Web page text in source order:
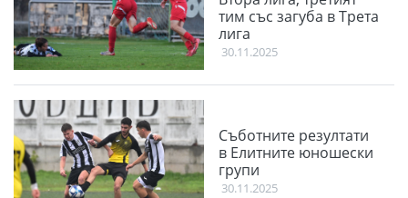
тим със загуба в Трета
лига
30.11.2025
Съботните резултати
в Елитните юношески
групи
30.11.2025